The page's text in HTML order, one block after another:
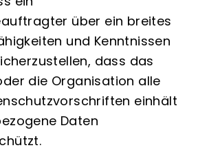
über ein breites
und Kenntnissen
dass das
die Organisation alle
einhält
Daten